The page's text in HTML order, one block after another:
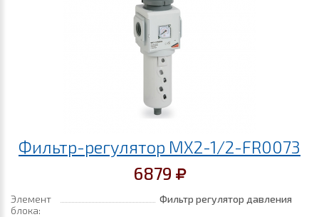
Фильтр-регулятор MX2-1/2-FR0073
6879
Элемент
блока:
Фильтр регулятор давления